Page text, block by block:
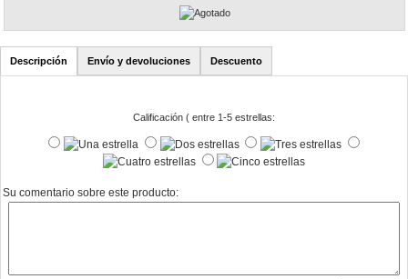
Descripción Envío y devoluciones Descuento
Calificación ( entre 1-5 estrellas:
Su comentario sobre este producto: